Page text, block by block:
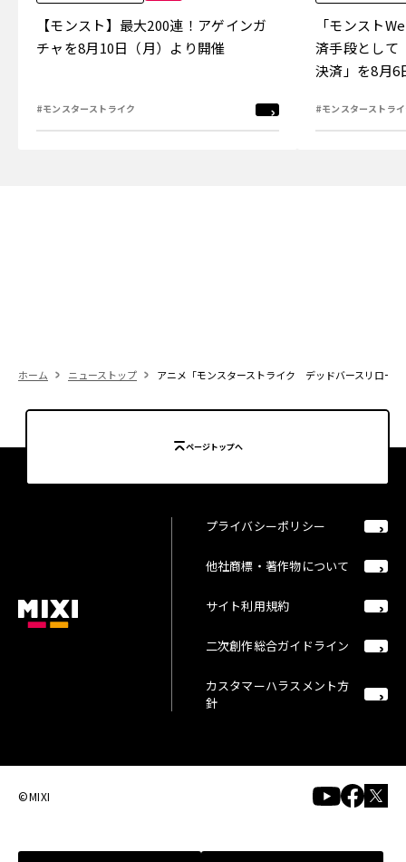
【モンスト】最大200連！アゲインガ
チャを8月10日（月）より開催
#モンスターストライク
「モンスト
済手段として
決済」を8月6
#モンスターストラ
ホーム ニューストップ アニメ「モンスターストライク デッドバースリロー
ページトップへ
プライバシーポリシー
他社商標・著作物について
サイト利用規約
二次創作総合ガイドライン
カスタマーハラスメント方
針
©MIXI